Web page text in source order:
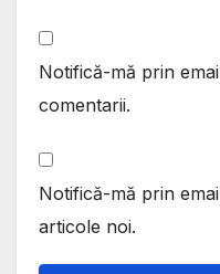
Notifică-mă prin
comentarii.
Notifică-mă prin
articole noi.